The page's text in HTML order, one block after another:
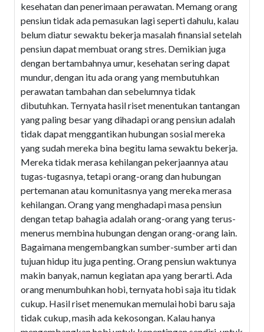
kesehatan dan penerimaan perawatan. Memang orang
pensiun tidak ada pemasukan lagi seperti dahulu, kalau
belum diatur sewaktu bekerja masalah finansial setelah
pensiun dapat membuat orang stres. Demikian juga
dengan bertambahnya umur, kesehatan sering dapat
mundur, dengan itu ada orang yang membutuhkan
perawatan tambahan dan sebelumnya tidak
dibutuhkan. Ternyata hasil riset menentukan tantangan
yang paling besar yang dihadapi orang pensiun adalah
tidak dapat menggantikan hubungan sosial mereka
yang sudah mereka bina begitu lama sewaktu bekerja.
Mereka tidak merasa kehilangan pekerjaannya atau
tugas-tugasnya, tetapi orang-orang dan hubungan
pertemanan atau komunitasnya yang mereka merasa
kehilangan. Orang yang menghadapi masa pensiun
dengan tetap bahagia adalah orang-orang yang terus-
menerus membina hubungan dengan orang-orang lain.
Bagaimana mengembangkan sumber-sumber arti dan
tujuan hidup itu juga penting. Orang pensiun waktunya
makin banyak, namun kegiatan apa yang berarti. Ada
orang menumbuhkan hobi, ternyata hobi saja itu tidak
cukup. Hasil riset menemukan memulai hobi baru saja
tidak cukup, masih ada kekosongan. Kalau hanya